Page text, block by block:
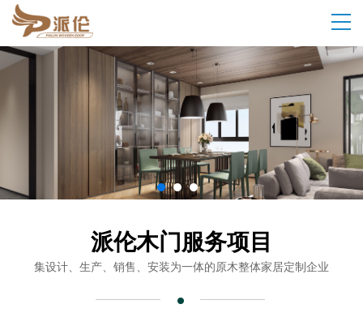
派伦木门服务项目
集设计、生产、销售、安装为一体的原木整体家居定制企业